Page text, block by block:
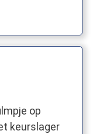
op
keurslager